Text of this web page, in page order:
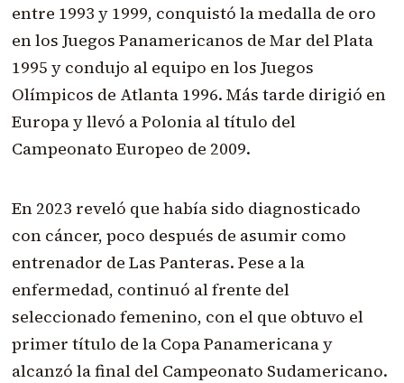
entre 1993 y 1999, conquistó la medalla de oro
en los Juegos Panamericanos de Mar del Plata
1995 y condujo al equipo en los Juegos
Olímpicos de Atlanta 1996. Más tarde dirigió en
Europa y llevó a Polonia al título del
Campeonato Europeo de 2009.
En 2023 reveló que había sido diagnosticado
con cáncer, poco después de asumir como
entrenador de Las Panteras. Pese a la
enfermedad, continuó al frente del
seleccionado femenino, con el que obtuvo el
primer título de la Copa Panamericana y
alcanzó la final del Campeonato Sudamericano.